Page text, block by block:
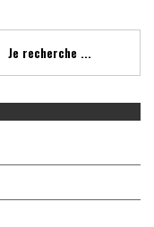
Je recherche ...